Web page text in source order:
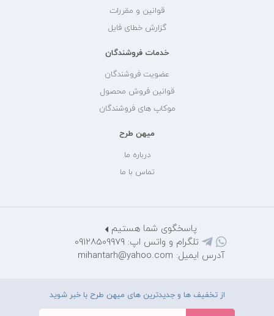
قوانین و مقررات
گزارش خطای فایل
خدمات فروشندگان
عضویت فروشندگان
قوانین فروش محصول
موکاپ های فروشندگان
میهن طرح
درباره ما
تماس با ما
پاسخگوی شما هستیم
تلگرام و واتس اپ: 09128509979
آدرس ایمیل: mihantarh@yahoo.com
از تخفیف ها و جدیدترین های میهن طرح با خبر شوید